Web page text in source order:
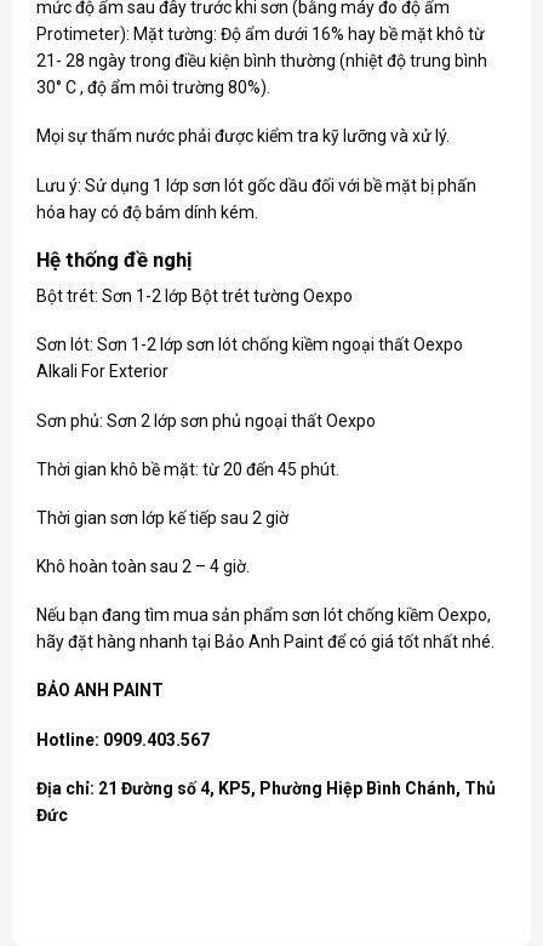
mức độ ẩm sau đây trước khi sơn (bằng máy đo độ ẩm
Protimeter): Mặt tường: Độ ẩm dưới 16% hay bề mặt khô từ
21- 28 ngày trong điều kiện bình thường (nhiệt độ trung bình
30° C , độ ẩm môi trường 80%).
Mọi sự thấm nước phải được kiểm tra kỹ lưỡng và xử lý.
Lưu ý: Sử dụng 1 lớp sơn lót gốc dầu đối với bề mặt bị phấn
hóa hay có độ bám dính kém.
Hệ thống đề nghị
Bột trét: Sơn 1-2 lớp Bột trét tường Oexpo
Sơn lót: Sơn 1-2 lớp sơn lót chống kiềm ngoại thất Oexpo
Alkali For Exterior
Sơn phủ: Sơn 2 lớp sơn phủ ngoại thất Oexpo
Thời gian khô bề mặt: từ 20 đến 45 phút.
Thời gian sơn lớp kế tiếp sau 2 giờ
Khô hoàn toàn sau 2 – 4 giờ.
Nếu bạn đang tìm mua sản phẩm sơn lót chống kiềm Oexpo,
hãy đặt hàng nhanh tại Bảo Anh Paint để có giá tốt nhất nhé.
BẢO ANH PAINT
Hotline: 0909.403.567
Địa chỉ: 21 Đường số 4, KP5, Phường Hiệp Bình Chánh, Thủ
Đức